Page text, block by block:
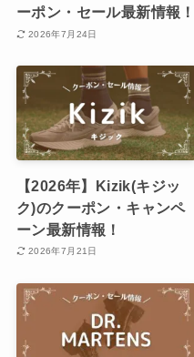
ーポン・セール最新情報！
2026年7月24日
【2026年】Kizik(キジッ
ク)のクーポン・キャンペ
ーン最新情報！
2026年7月21日